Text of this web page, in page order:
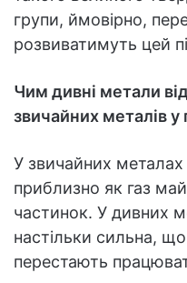
групи, ймовірно,
розвиватимуть цей
Чим дивні метали
звичайних металів
У звичайних
приблизно як газ
частинок. У дивних
настільки сильна,
перестають